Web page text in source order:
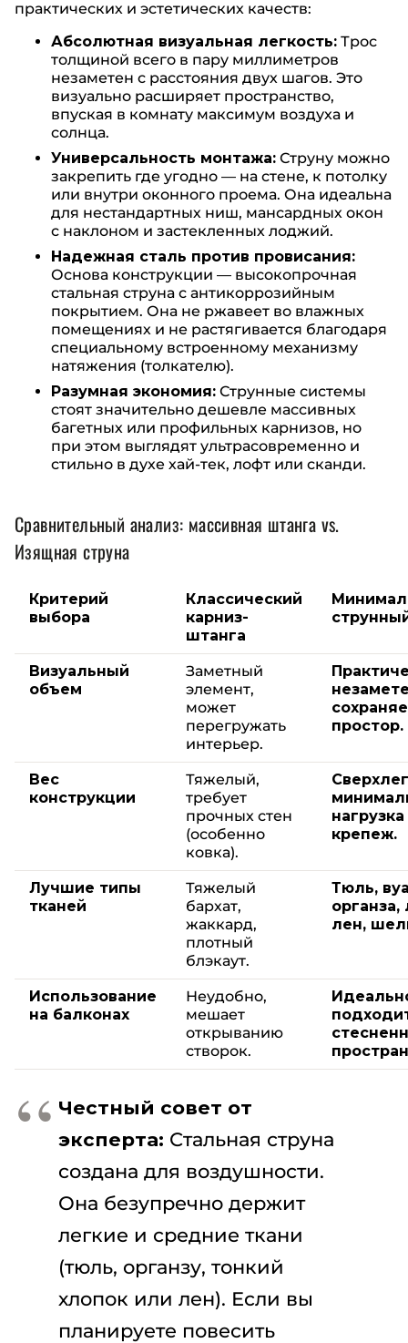
практических и эстетических качеств:
Абсолютная визуальная легкость: Трос
толщиной всего в пару миллиметров
незаметен с расстояния двух шагов. Это
визуально расширяет пространство,
впуская в комнату максимум воздуха и
солнца.
Универсальность монтажа: Струну можно
закрепить где угодно — на стене, к потолку
или внутри оконного проема. Она идеальна
для нестандартных ниш, мансардных окон
с наклоном и застекленных лоджий.
Надежная сталь против провисания:
Основа конструкции — высокопрочная
стальная струна с антикоррозийным
покрытием. Она не ржавеет во влажных
помещениях и не растягивается благодаря
специальному встроенному механизму
натяжения (толкателю).
Разумная экономия: Струнные системы
стоят значительно дешевле массивных
багетных или профильных карнизов, но
при этом выглядят ультрасовременно и
стильно в духе хай-тек, лофт или сканди.
Сравнительный анализ: массивная штанга vs.
Изящная струна
Критерий
выбора
Классический
карниз-
штанга
Визуальный
объем
Заметный
элемент,
может
перегружать
интерьер.
простор.
Вес
конструкции
Тяжелый,
требует
прочных стен
(особенно
ковка).
крепеж.
Лучшие типы
тканей
Тяжелый
бархат,
жаккард,
плотный
блэкаут.
Тюль,
органза,
лен,
Использование
на балконах
Неудобно,
мешает
открыванию
створок.
Честный совет от
эксперта: Стальная струна
создана для воздушности.
Она безупречно держит
легкие и средние ткани
(тюль, органзу, тонкий
хлопок или лен). Если вы
планируете повесить